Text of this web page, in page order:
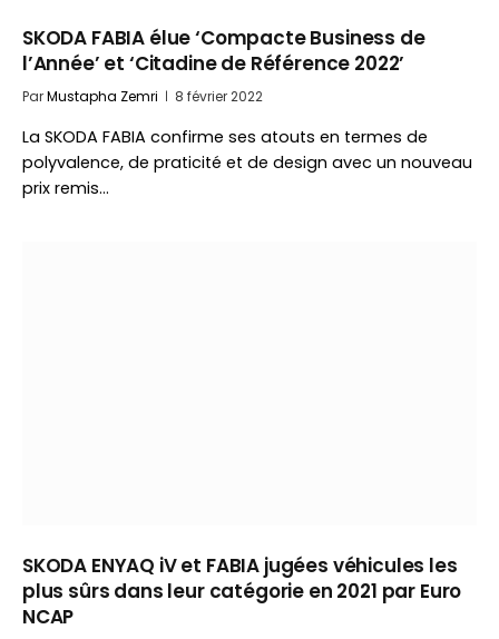
SKODA FABIA élue ‘Compacte Business de
l’Année’ et ‘Citadine de Référence 2022’
ParMustapha Zemri 8 février 2022
La SKODA FABIA confirme ses atouts en termes de
polyvalence, de praticité et de design avec un nouveau
prix remis…
SKODA ENYAQ iV et FABIA jugées véhicules les
plus sûrs dans leur catégorie en 2021 par Euro
NCAP